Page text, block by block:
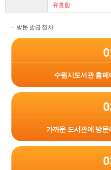
유효함
방문 발급 절차
수원시도서관 홈페
가까운 도서관에 방